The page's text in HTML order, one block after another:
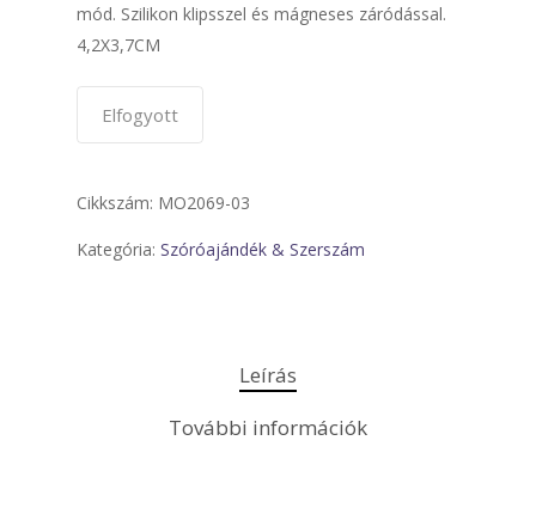
mód. Szilikon klipsszel és mágneses záródással.
4,2X3,7CM
Elfogyott
Cikkszám: MO2069-03
Kategória: Szóróajándék & Szerszám
Leírás
További információk